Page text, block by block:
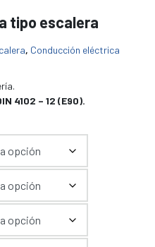
tipo escalera
, Conducción eléctrica
4102 – 12 (E90).